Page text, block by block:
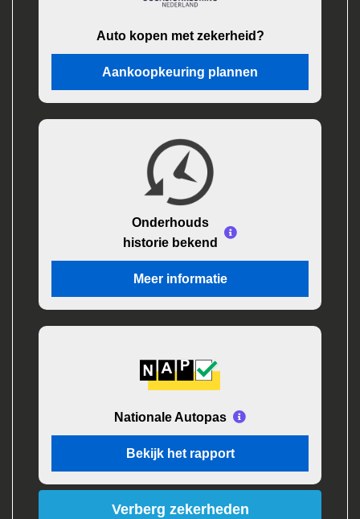
Auto kopen met zekerheid?
Aankoopkeuring plannen
Onderhouds
historie bekend
Meer informatie
Nationale Autopas
Bekijk het rapport
Verberg zekerheden